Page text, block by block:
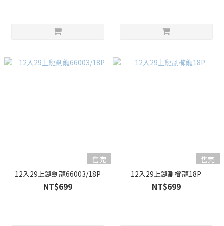
售完
12入29上鏈劍龍66003/18P
NT$699
售完
12入29上鏈副櫛龍18P
NT$699